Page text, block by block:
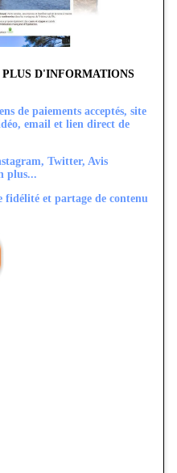
D'INFORMATIONS
de paiements acceptés, site
email et lien direct de
Twitter, Avis
plus...
fidélité et partage de contenu